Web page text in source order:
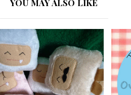
YOU MAY ALSO LIKE